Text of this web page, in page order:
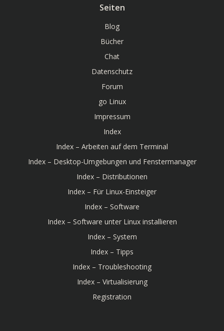
Seiten
Blog
Bücher
Chat
Datenschutz
Forum
go Linux
Impressum
Index
Index – Arbeiten auf dem Terminal
Index – Desktop-Umgebungen und Fenstermanager
Index – Distributionen
Index – Für Linux-Einsteiger
Index – Software
Index – Software unter Linux installieren
Index – System
Index – Tipps
Index – Troubleshooting
Index – Virtualisierung
Registration